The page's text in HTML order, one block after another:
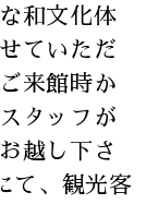
和文化体
ていただ
来館時か
タッフが
越し下さ
て、観光客